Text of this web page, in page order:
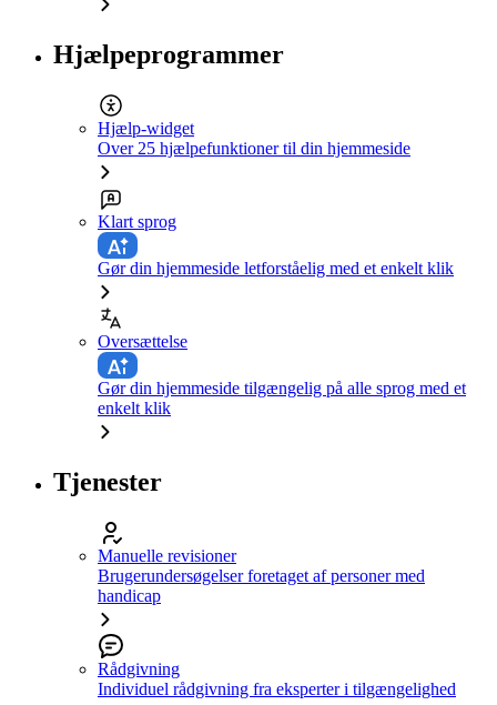
Hjælpeprogrammer
Hjælp-widget
Over 25 hjælpefunktioner til din hjemmeside
Klart sprog
Gør din hjemmeside letforståelig med et enkelt klik
Oversættelse
Gør din hjemmeside tilgængelig på alle sprog med et
enkelt klik
Tjenester
Manuelle revisioner
Brugerundersøgelser foretaget af personer med
handicap
Rådgivning
Individuel rådgivning fra eksperter i tilgængelighed